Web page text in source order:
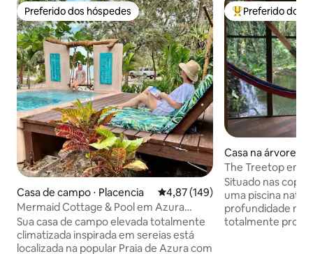
Preferido dos hóspedes
Preferido dos hóspedes
Casa de campo ⋅ Placencia 4,87 de uma avaliação média de
4,87 (149)
Mermaid Cottage & Pool em Azura
Beach em Placencia
Sua casa de campo elevada totalmente
climatizada inspirada em sereias está
localizada na popular Praia de Azura com
Entre os
Preferido dos
Casa na árvore ⋅
The Treetop em
Situado nas
uma piscina
profundidade na
totalmente